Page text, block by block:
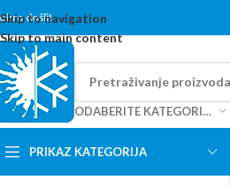
Skip to navigation
Skip to main content
došli!
ODABERITE KATEGORIJU
PRIKAZ KATEGORIJA